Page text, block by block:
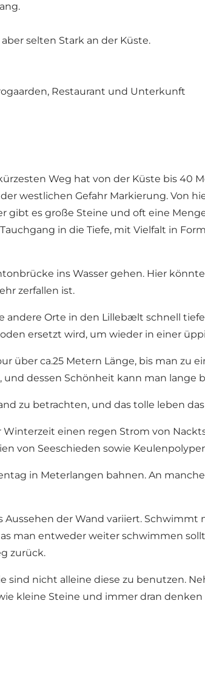
selten Stark an der Küste.
Restaurant und Unterkunft
Weg hat von der Küste bis 40
westlichen Gefahr Markierung. Von
gibt es große Steine und oft eine
in die Tiefe, mit Vielfalt in
ins Wasser gehen. Hier
zerfallen ist.
andere Orte in den Lillebælt schnell
ersetzt wird, um wieder in einer
über ca.25 Metern Länge, bis man zu
dessen Schönheit kann man lange
zu betrachten, und das tolle leben
einen regen Strom von
von Seeschieden sowie
in Meterlangen bahnen. An
der Wand variiert.
man entweder weiter schwimmen
zurück.
sind nicht alleine diese zu benutzen.
kleine Steine und immer dran